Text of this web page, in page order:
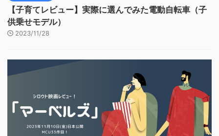
【子育てレビュー】実際に選んでみた電動自転車（子
供乗せモデル）
2023/11/28